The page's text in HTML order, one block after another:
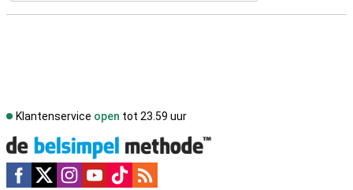
Klantenservice open tot 23.59 uur
Social media